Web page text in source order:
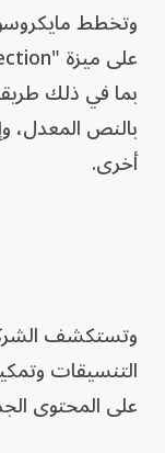
وتخطط
بما في ذلك
بالنص المعدل،
أخرى.
وتستكشف
التنسيقات
على المحتوى